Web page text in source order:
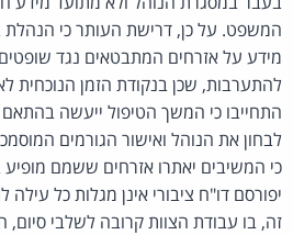
המשפט. על כן, דרישת העותר כי
מידע על אזרחים המתבטאים נגד
להתערבות, שכן בנקודת הזמן הנוכחית
התחייבו כי המשך הטיפול ייעשה
לבחון את הנוהל ואישור הגורמים
כי המשיבים יאתרו אזרחים ששמם מופיע
יפורסם דו"ח ציבורי אינן מגלות כל
זה, בו עבודת הצוות קרובה לשלבי